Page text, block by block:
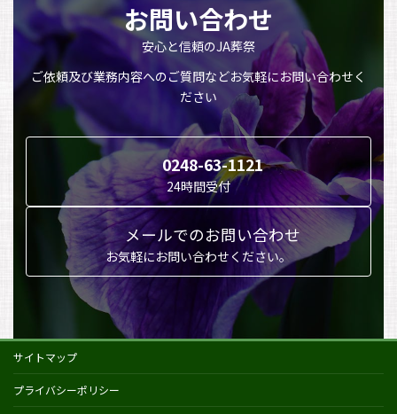
お問い合わせ
安心と信頼のJA葬祭
ご依頼及び業務内容へのご質問などお気軽にお問い合わせく
ださい
0248-63-1121
24時間受付
メールでのお問い合わせ
お気軽にお問い合わせください。
サイトマップ
プライバシーポリシー